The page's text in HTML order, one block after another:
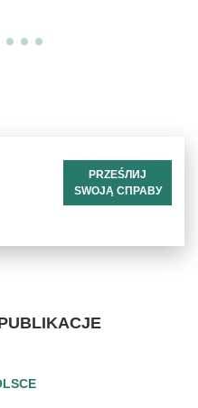
PRZEŚЛИЈ
SWOJĄ СПРАВУ